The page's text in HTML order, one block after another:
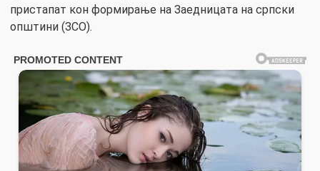
пристапат кон формирање на Заедницата на српски
општини (ЗСО).